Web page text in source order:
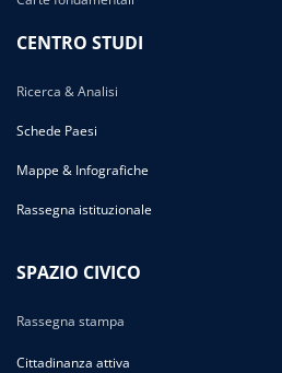
CENTRO STUDI
Ricerca & Analisi
Schede Paesi
Mappe & Infografiche
Rassegna istituzionale
SPAZIO CIVICO
Rassegna stampa
Cittadinanza attiva